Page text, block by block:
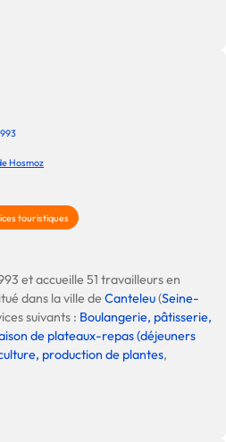
Hosmoz
touristiques
et accueille 51 travailleurs en
dans la ville deCanteleu(Seine-
suivants : Boulangerie, pâtisserie,
de plateaux-repas (déjeuners
production de plantes,